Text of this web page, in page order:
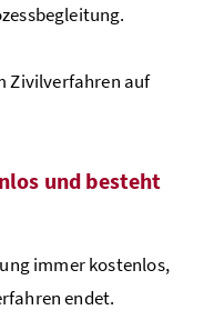
Zivilverfahren auf
und besteht
immer kostenlos,
endet.